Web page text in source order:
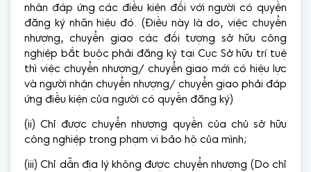
nhân đáp ứng các điều kiện đối với người có quyền
đăng ký nhãn hiệu đó. (Điều này là do, việc chuyển
nhượng, chuyển giao các đối tượng sở hữu công
nghiệp bắt buộc phải đăng ký tại Cục Sở hữu trí tuệ
thì việc chuyển nhượng/ chuyển giao mới có hiệu lực
và người nhận chuyển nhượng/ chuyển giao phải đáp
ứng điều kiện của người có quyền đăng ký)
(ii) Chỉ được chuyển nhượng quyền của chủ sở hữu
công nghiệp trong phạm vi bảo hộ của mình;
(iii) Chỉ dẫn địa lý không được chuyển nhượng (Do chỉ